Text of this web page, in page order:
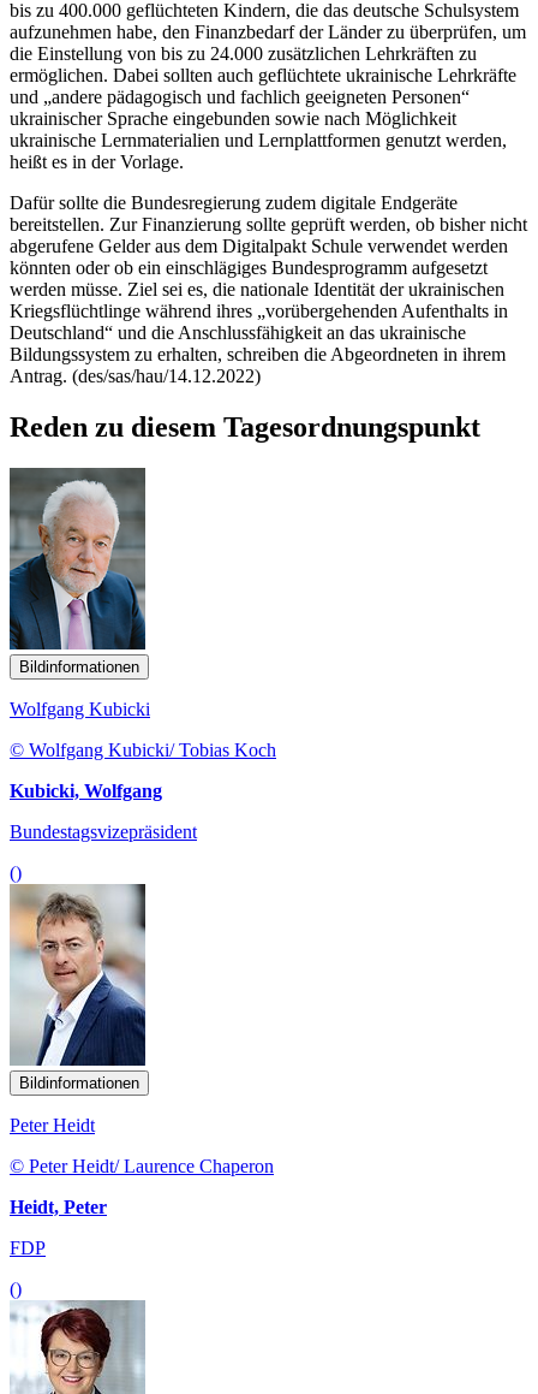
bis zu 400.000 geflüchteten Kindern, die das deutsche Schulsystem
aufzunehmen habe, den Finanzbedarf der Länder zu überprüfen, um
die Einstellung von bis zu 24.000 zusätzlichen Lehrkräften zu
ermöglichen. Dabei sollten auch geflüchtete ukrainische Lehrkräfte
und „andere pädagogisch und fachlich geeigneten Personen“
ukrainischer Sprache eingebunden sowie nach Möglichkeit
ukrainische Lernmaterialien und Lernplattformen genutzt werden,
heißt es in der Vorlage.
Dafür sollte die Bundesregierung zudem digitale Endgeräte
bereitstellen. Zur Finanzierung sollte geprüft werden, ob bisher nicht
abgerufene Gelder aus dem Digitalpakt Schule verwendet werden
könnten oder ob ein einschlägiges Bundesprogramm aufgesetzt
werden müsse. Ziel sei es, die nationale Identität der ukrainischen
Kriegsflüchtlinge während ihres „vorübergehenden Aufenthalts in
Deutschland“ und die Anschlussfähigkeit an das ukrainische
Bildungssystem zu erhalten, schreiben die Abgeordneten in ihrem
Antrag. (des/sas/hau/14.12.2022)
Reden zu diesem Tagesordnungspunkt
Bildinformationen
Wolfgang Kubicki
© Wolfgang Kubicki/ Tobias Koch
Kubicki, Wolfgang
Bundestagsvizepräsident
()
Bildinformationen
Peter Heidt
© Peter Heidt/ Laurence Chaperon
Heidt, Peter
FDP
()